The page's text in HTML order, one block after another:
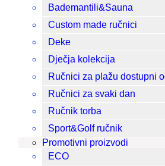
Bademantili&Sauna
Custom made ručnici
Deke
Dječja kolekcija
Ručnici za plažu dostupni
Ručnici za svaki dan
Ručnik torba
Sport&Golf ručnik
Promotivni proizvodi
ECO